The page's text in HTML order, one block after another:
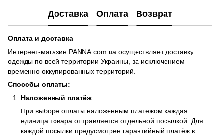
Доставка Оплата Возврат
Оплата и доставка
Интернет-магазин PANNA.com.ua осуществляет доставку
одежды по всей территории Украины, за исключением
временно оккупированных территорий.
Способы оплаты:
Наложенный платёж
При выборе оплаты наложенным платежом каждая
единица товара отправляется отдельной посылкой. Для
каждой посылки предусмотрен гарантийный платёж в